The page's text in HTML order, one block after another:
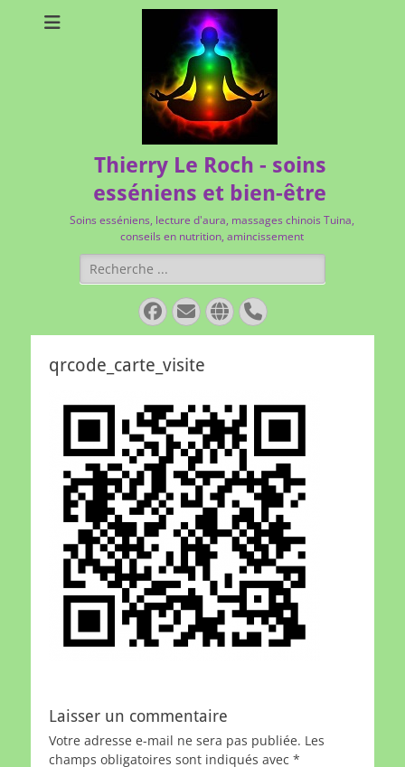
Thierry Le Roch - soins
esséniens et bien-être
Soins esséniens, lecture d'aura, massages chinois Tuina,
conseils en nutrition, amincissement
Rechercher :
Facebook
E-
mail
Site
web
Tél
qrcode_carte_visite
Laisser un commentaire
Votre adresse e-mail ne sera pas publiée. Les
champs obligatoires sont indiqués avec *